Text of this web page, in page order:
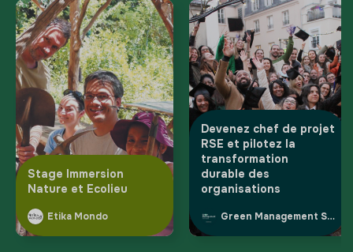
Stage Immersion
Nature et Ecolieu
Etika Mondo
Devenez chef de projet
RSE et pilotez la
transformation
durable des
organisations
Green Management School